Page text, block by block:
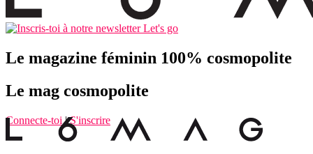
Let's go
Le magazine féminin 100% cosmopolite
Le mag cosmopolite
Connecte-toi|S'inscrire